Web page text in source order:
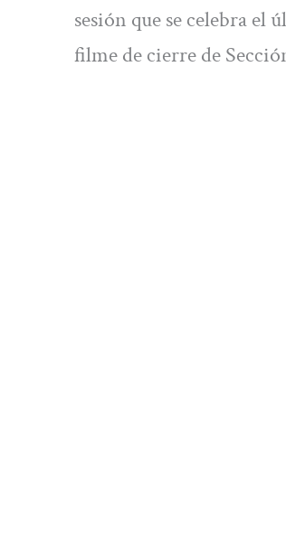
sesión que se celebra el
filme de cierre de